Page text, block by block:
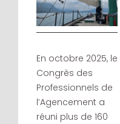
En octobre 2025, le
Congrès des
Professionnels de
l’Agencement a
réuni plus de 160